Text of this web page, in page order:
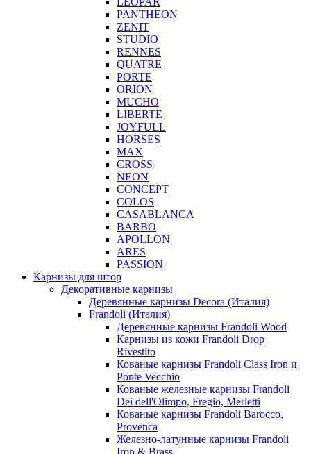
PANTHEON
ZENIT
STUDIO
RENNES
QUATRE
PORTE
ORION
MUCHO
LIBERTE
JOYFULL
HORSES
MAX
CROSS
NEON
CONCEPT
COLOS
CASABLANCA
BARBO
APOLLON
ARES
PASSION
Карнизы для штор
Декоративные карнизы
Деревянные карнизы Decora (Италия)
Frandoli (Италия)
Деревянные карнизы Frandoli Wood
Карнизы из кожи Frandoli Drop
Rivestito
Кованые карнизы Frandoli Class Iron и
Ponte Vecchio
Кованые железные карнизы Frandoli
Dei dell'Olimpo, Fregio, Merletti
Кованые карнизы Frandoli Barocco,
Provenca
Железно-латунные карнизы Frandoli
Iron & Brass